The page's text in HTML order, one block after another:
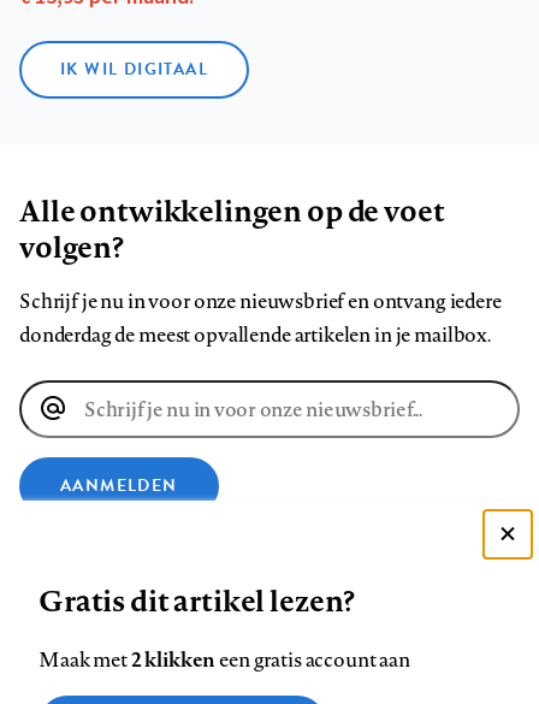
IK WIL DIGITAAL
Alle ontwikkelingen op de voet
volgen?
Schrijf je nu in voor onze nieuwsbrief en ontvang iedere
donderdag de meest opvallende artikelen in je mailbox.
E-
mailadres
AANMELDEN
ons
Zie onze cookie policy
Gratis dit artikel lezen?
Maak met2 klikkeneen gratis account aan